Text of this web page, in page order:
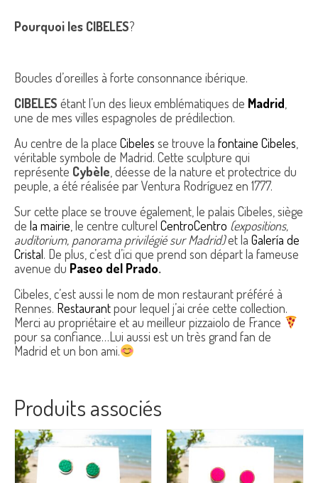
Pourquoi les CIBELES?
Boucles d’oreilles à forte consonnance ibérique.
CIBELES étant l’un des lieux emblématiques de Madrid
une de mes villes espagnoles de prédilection.
Au centre de la place Cibeles se trouve la fontaine Cibeles
véritable symbole de Madrid. Cette sculpture qui
représente Cybèle , déesse de la nature et protectrice du
peuple, a été réalisée par Ventura Rodríguez en 1777.
Sur cette place se trouve également, le palais Cibeles, siège
de la mairie , le centre culturel CentroCentro (expositions,
auditorium, panorama privilégié sur Madrid)et la Galería de
Cristal. De plus, c’est d’ici que prend son départ la fameuse
avenue du Paseo del Prado.
Cibeles, c’est aussi le nom de mon restaurant préféré à
Rennes. Restaurantpour lequel j’ai crée cette collection.
Merci au propriétaire et au meilleur pizzaiolo de France
pour sa confiance…Lui aussi est un très grand fan de
Madrid et un bon ami.
Produits associés